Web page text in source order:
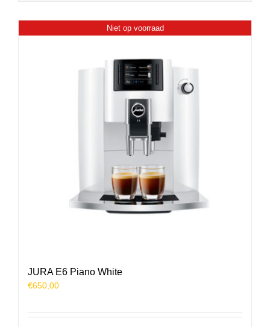
Niet op voorraad
JURA E6 Piano White
€650,00